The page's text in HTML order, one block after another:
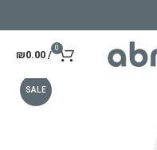
0
/
₪0.00
SALE